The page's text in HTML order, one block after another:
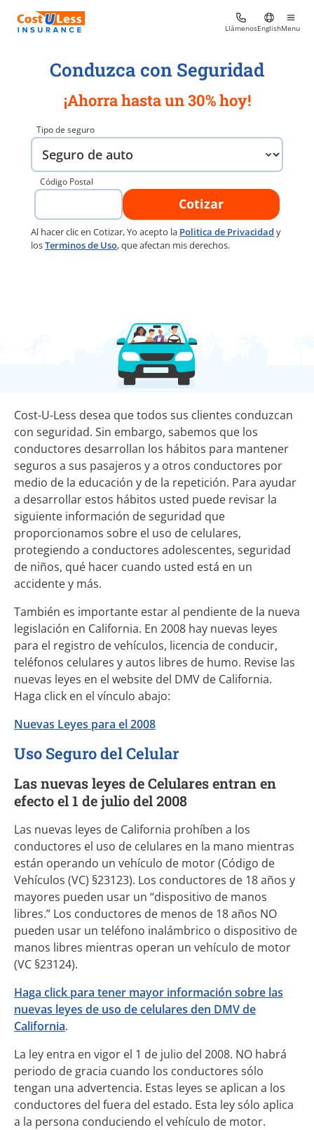
LlámenosEnglishMenu
Conduzca con Seguridad
¡Ahorra hasta un 30% hoy!
Tipo de seguro
Código Postal
Cotizar
Al hacer clic en Cotizar, Yo acepto la Politica de Privacidad y
losTerminos de Uso, que afectan mis derechos.
Cost-U-Less desea que todos sus clientes conduzcan
con seguridad. Sin embargo, sabemos que los
conductores desarrollan los hábitos para mantener
seguros a sus pasajeros y a otros conductores por
medio de la educación y de la repetición. Para ayudar
a desarrollar estos hábitos usted puede revisar la
siguiente información de seguridad que
proporcionamos sobre el uso de celulares,
protegiendo a conductores adolescentes, seguridad
de niños, qué hacer cuando usted está en un
accidente y más.
También es importante estar al pendiente de la nueva
legislación en California. En 2008 hay nuevas leyes
para el registro de vehículos, licencia de conducir,
teléfonos celulares y autos libres de humo. Revise las
nuevas leyes en el website del DMV de California.
Haga click en el vínculo abajo:
Nuevas Leyes para el 2008
Uso Seguro del Celular
Las nuevas leyes de Celulares entran en
efecto el 1 de julio del 2008
Las nuevas leyes de California prohíben a los
conductores el uso de celulares en la mano mientras
están operando un vehículo de motor (Código de
Vehículos (VC) §23123). Los conductores de 18 años y
mayores pueden usar un “dispositivo de manos
libres.” Los conductores de menos de 18 años NO
pueden usar un teléfono inalámbrico o dispositivo de
manos libres mientras operan un vehículo de motor
(VC §23124).
Haga click para tener mayor información sobre las
nuevas leyes de uso de celulares den DMV de
California.
La ley entra en vigor el 1 de julio del 2008. NO habrá
periodo de gracia cuando los conductores sólo
tengan una advertencia. Estas leyes se aplican a los
conductores del fuera del estado. Esta ley sólo aplica
a la persona conduciendo el vehículo de motor.